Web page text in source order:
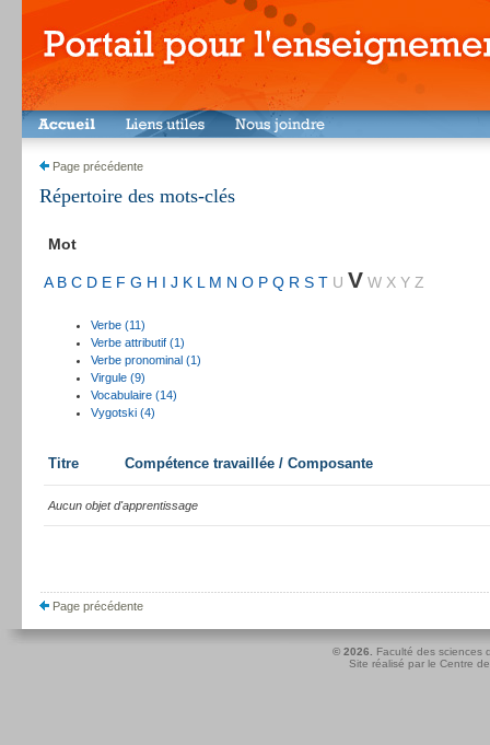
Page précédente
Répertoire des mots-clés
Mot
A B C D E F G H I J K L M N O P Q R S T U V W X Y Z
Verbe (11)
Verbe attributif (1)
Verbe pronominal (1)
Virgule (9)
Vocabulaire (14)
Vygotski (4)
Titre Compétence travaillée / Composante
Aucun objet d'apprentissage
Page précédente
© 2026.
Faculté des sciences
Site réalisé par le Centre